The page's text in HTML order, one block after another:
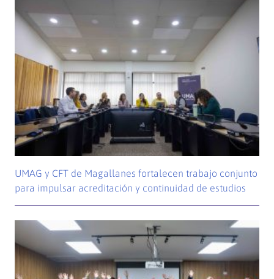
UMAG y CFT de Magallanes fortalecen trabajo conjunto
para impulsar acreditación y continuidad de estudios